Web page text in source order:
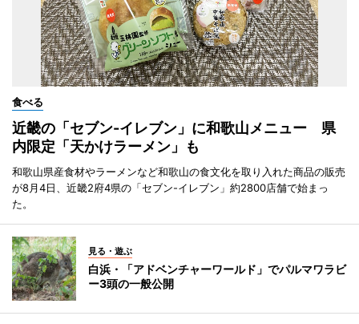
食べる
近畿の「セブン-イレブン」に和歌山メニュー 県
内限定「天かけラーメン」も
和歌山県産食材やラーメンなど和歌山の食文化を取り入れた商品の販売
が8月4日、近畿2府4県の「セブン-イレブン」約2800店舗で始まっ
た。
見る・遊ぶ
白浜・「アドベンチャーワールド」でパルマワラビ
ー3頭の一般公開